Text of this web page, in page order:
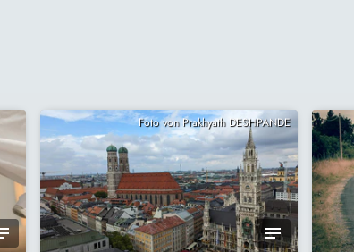
Foto von Prakhyath DESHPANDE